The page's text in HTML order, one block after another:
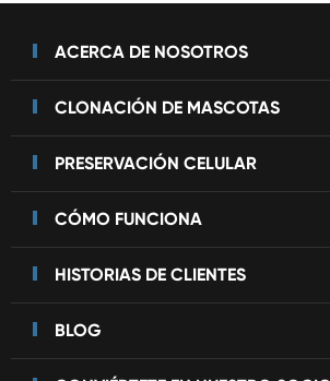
ACERCA DE NOSOTROS
CLONACIÓN DE MASCOTAS
PRESERVACIÓN CELULAR
CÓMO FUNCIONA
HISTORIAS DE CLIENTES
BLOG